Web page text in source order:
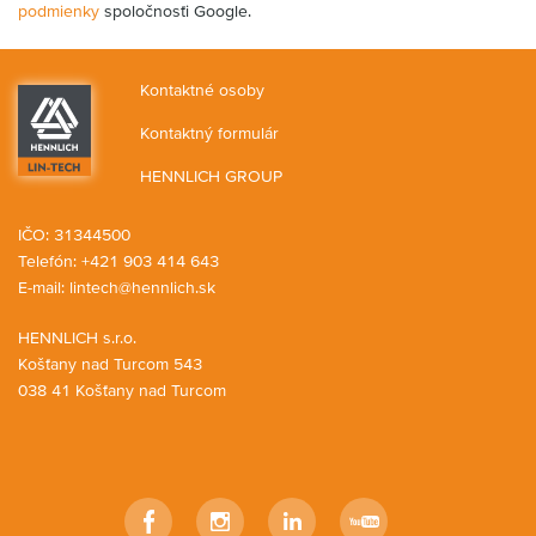
podmienky spoločnosťi Google.
Kontaktné osoby
Kontaktný formulár
HENNLICH GROUP
HENNLICH s.r.o.
Košťany nad Turcom 543
038 41 Košťany nad Turcom
IČO: 31344500
Telefón: +421 903 414 643
E-mail: lintech@hennlich.sk